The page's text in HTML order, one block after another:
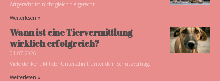
Artgerecht ist nicht gleich tiergerecht
Weiterlesen »
Wann ist eine Tiervermittlung
wirklich erfolgreich?
01.07.2026
Viele denken: Mit der Unterschrift unter dem Schutzvertrag.
Weiterlesen »